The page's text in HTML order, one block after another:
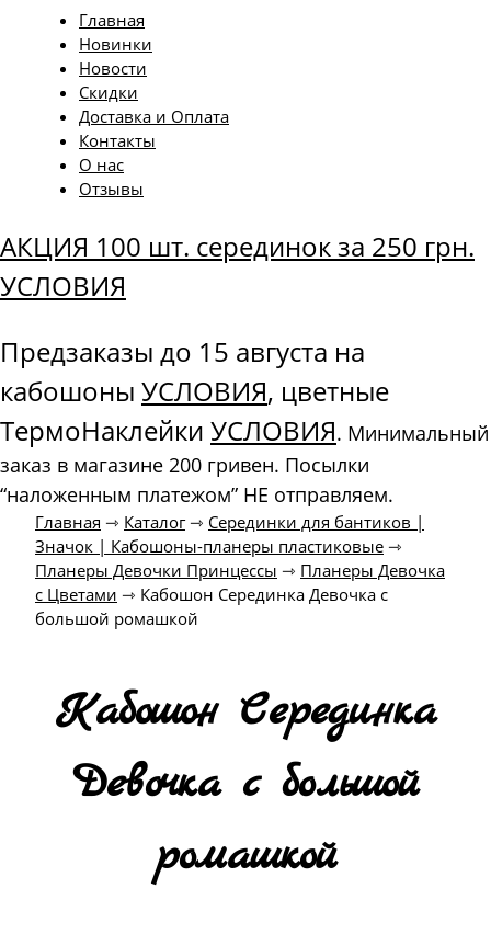
Главная
Новинки
Новости
Скидки
Доставка и Оплата
Контакты
О нас
Отзывы
АКЦИЯ 100 шт. серединок за 250 грн.
УСЛОВИЯ
Предзаказы до 15 августа на
кабошоны УСЛОВИЯ, цветные
ТермоНаклейки УСЛОВИЯ. Минимальный
заказ в магазине 200 гривен. Посылки
“наложенным платежом” НЕ отправляем.
Главная ⇾ Каталог⇾ Серединки для бантиков |
Значок | Кабошоны-планеры пластиковые ⇾
Планеры Девочки Принцессы ⇾ Планеры Девочка
с Цветами ⇾ Кабошон Серединка Девочка с
большой ромашкой
Кабошон Серединка
Девочка с большой
ромашкой